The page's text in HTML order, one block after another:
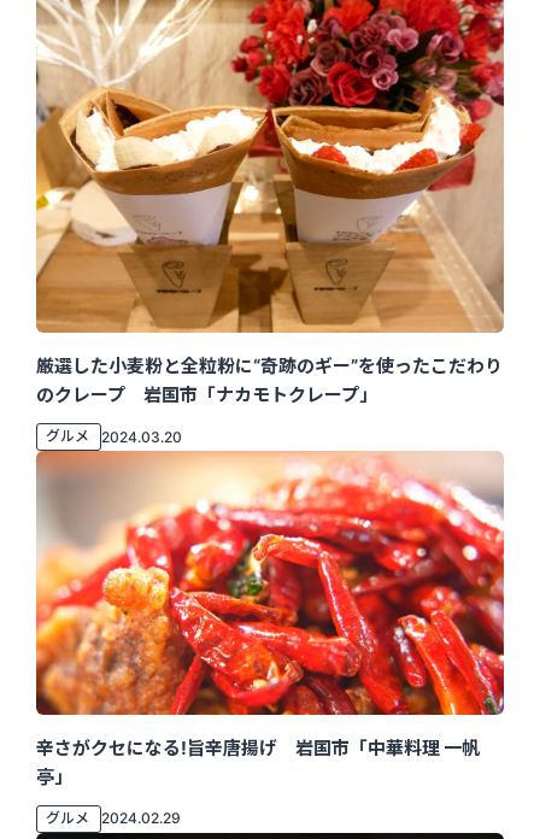
厳選した小麦粉と全粒粉に“奇跡のギー”を使ったこだわり
のクレープ 岩国市「ナカモトクレープ」
グルメ 2024.03.20
辛さがクセになる!旨辛唐揚げ 岩国市「中華料理 一帆
亭」
グルメ 2024.02.29